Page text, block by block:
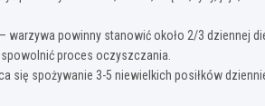
– warzywa powinny stanowić około 2/3 dziennej
proces oczyszczania.
się spożywanie 3-5 niewielkich posiłków